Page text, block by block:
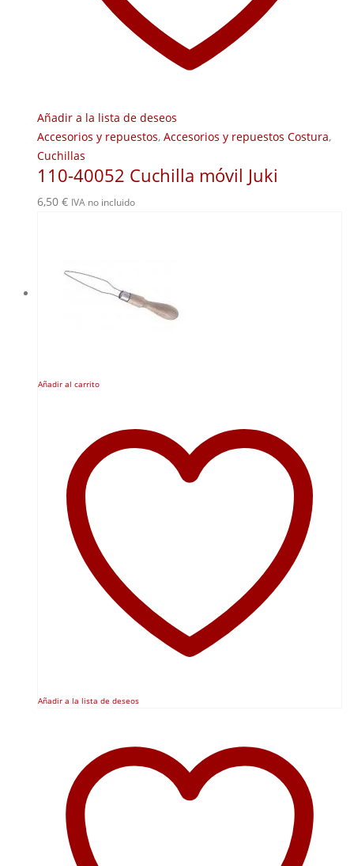
Añadir a la lista de deseos
Accesorios y repuestos, Accesorios y repuestos Costura,
Cuchillas
110-40052 Cuchilla móvil Juki
6,50 € IVA no incluido
Añadir al carrito
Añadir a la lista de deseos